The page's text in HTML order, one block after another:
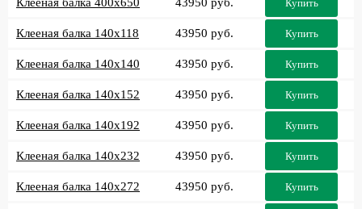
Купить
Клееная балка 140x118 43950 руб. Купить
Клееная балка 140x140 43950 руб. Купить
Клееная балка 140x152 43950 руб. Купить
Клееная балка 140x192 43950 руб. Купить
Клееная балка 140x232 43950 руб. Купить
Клееная балка 140x272 43950 руб. Купить